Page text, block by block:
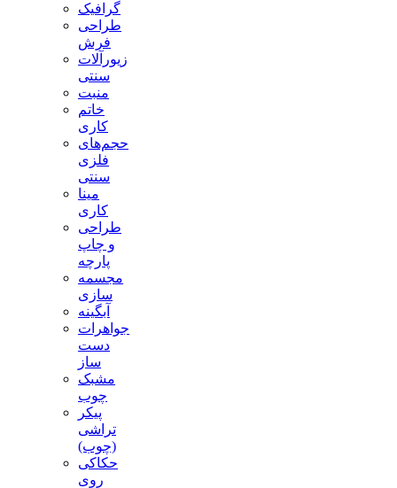
گرافیک
طراحی
فرش
زیورآلات
سنتی
منبت
خاتم
کاری
حجم‌های
فلزی
سنتی
مینا
کاری
طراحی
و چاپ
پارچه
مجسمه
سازی
آبگینه
جواهرات
دست
ساز
مشبک
چوب
پیکر
تراشی
(چوب)
حکاکی
روی